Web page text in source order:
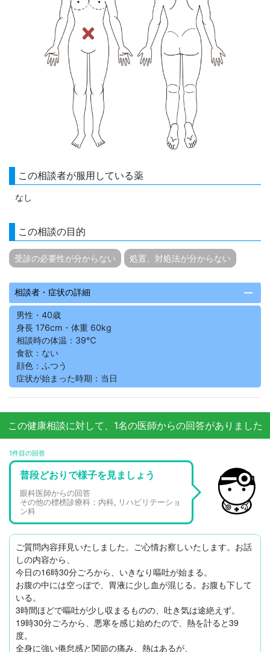
この相談者が服用している薬
なし
この相談の目的
受診の必要性が分からない 処置、対処法が分からない
相談者・症状の詳細 remove
男性・40歳
身長 176cm・体重 60kg
相談時の体温：39℃
食欲：ない
顔色：ふつう
症状が始まった時期：当日
この健康相談に対して、1名の医師からの回答がありました
1件目の回答
普段どおりで様子を見ましょう
眼科医師からの回答
その他の標榜診療科：内科, リハビリテーショ
ン科
ご質問内容拝見いたしました。ご心情お察しいたします。お話
しの内容から、
今日の16時30分ごろから、いきなり嘔吐が始まる。
お腹の中には空っぽで、胃液に少し血が混じる。お腹も下して
いる。
3時間ほどで嘔吐が少し収まるものの、吐き気は途絶えず。
19時30分ごろから、悪寒を感じ始めたので、熱を計ると39
度。
全身に強い倦怠感と関節の痛み、熱はあるが、